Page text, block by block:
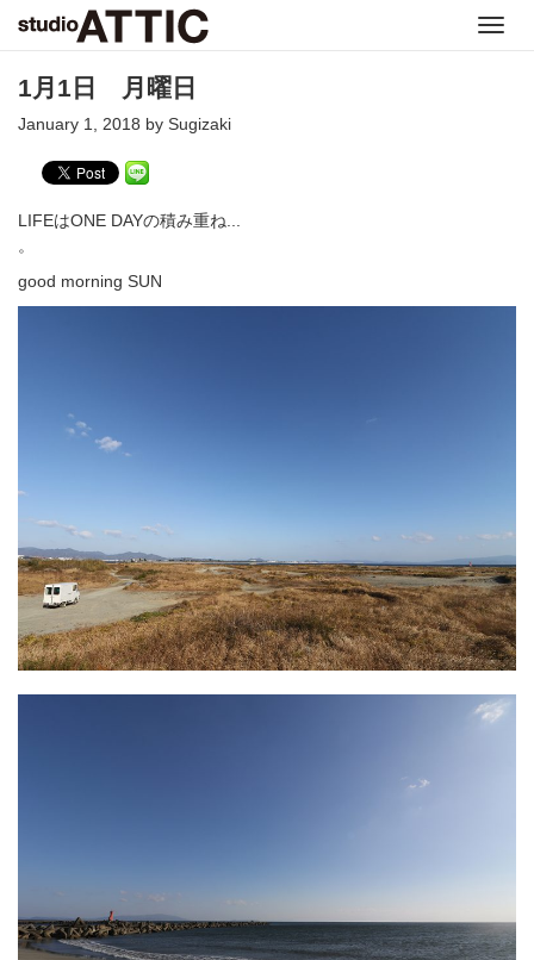
1月1日 月曜日
January 1, 2018 by Sugizaki
LIFEはONE DAYの積み重ね...
。
good morning SUN